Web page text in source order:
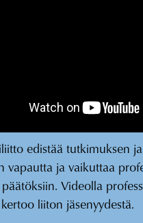
edistää tutkimuksen
vapautta ja vaikuttaa
päätöksiin. Videolla
liiton jäsenyydestä.